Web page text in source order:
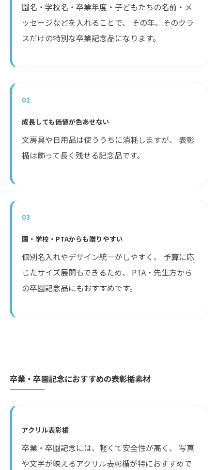
園名・学校名・卒業年度・子どもたちの名前・メ
ッセージなどを入れることで、 その年、そのクラ
スだけの特別な卒業記念品になります。
02
成長しても価値が色あせない
文房具や日用品は使ううちに消耗しますが、 表彰
楯は飾って長く残せる記念品です。
03
園・学校・PTAからも贈りやすい
個別名入れやデザイン統一がしやすく、 予算に応
じたサイズ展開もできるため、 PTA・先生方から
の卒園記念品にもおすすめです。
卒業・卒園記念におすすめの表彰楯素材
アクリル表彰楯
卒業・卒園記念には、軽くて安全性が高く、 写真
や文字が映えるアクリル表彰楯が特におすすめで